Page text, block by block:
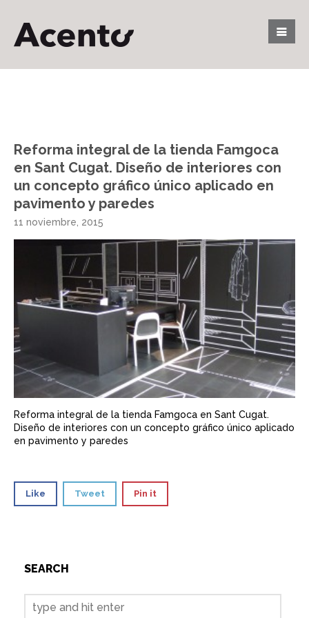
Reforma integral de la tienda Famgoca
en Sant Cugat. Diseño de interiores con
un concepto gráfico único aplicado en
pavimento y paredes
11 noviembre, 2015
Reforma integral de la tienda Famgoca en Sant Cugat.
Diseño de interiores con un concepto gráfico único aplicado
en pavimento y paredes
Like Tweet Pin it
SEARCH